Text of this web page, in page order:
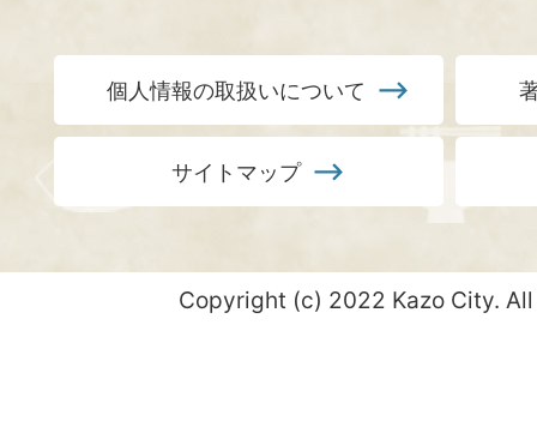
個人情報の取扱いについて
サイトマップ
Copyright (c) 2022 Kazo City.